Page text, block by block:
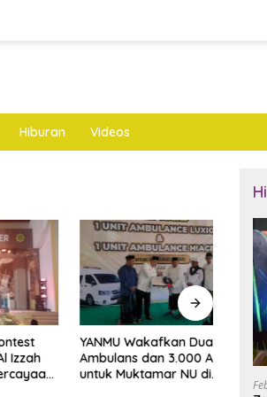
Hiburan Videos
YANMU Wakafkan Dua
Ambulans dan 3.000 Al-Qur’an
untuk Muktamar NU di